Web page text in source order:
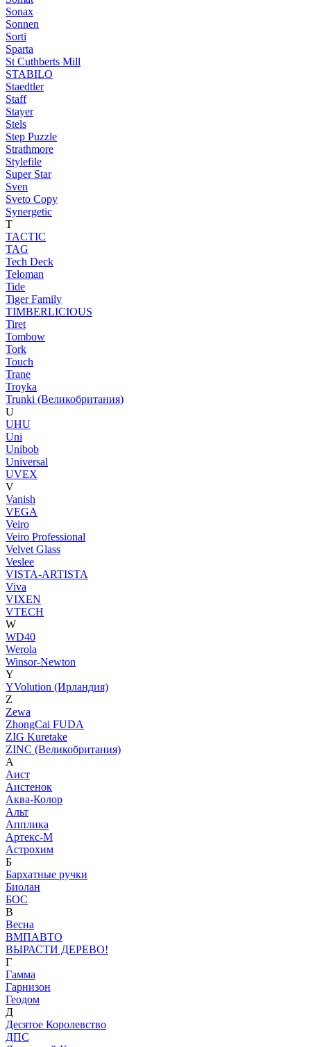
Sonax
Sonnen
Sorti
Sparta
St Cuthberts Mill
STABILO
Staedtler
Staff
Stayer
Stels
Step Puzzle
Strathmore
Stylefile
Super Star
Sven
Sveto Copy
Synergetic
T
TACTIC
TAG
Tech Deck
Teloman
Tide
Tiger Family
TIMBERLICIOUS
Tiret
Tombow
Tork
Touch
Trane
Troyka
Trunki (Великобритания)
U
UHU
Uni
Unibob
Universal
UVEX
V
Vanish
VEGA
Veiro
Veiro Professional
Velvet Glass
Veslee
VISTA-ARTISTA
Viva
VIXEN
VTECH
W
WD40
Werola
Winsor-Newton
Y
YVolution (Ирландия)
Z
Zewa
ZhongCai FUDA
ZIG Kuretake
ZINC (Великобритания)
А
Аист
Аистенок
Аква-Колор
Альт
Апплика
Артекс-М
Астрохим
Б
Бархатные ручки
Биолан
БОС
В
Весна
ВМПАВТО
ВЫРАСТИ ДЕРЕВО!
Г
Гамма
Гарнизон
Геодом
Д
Десятое Королевство
ДПС